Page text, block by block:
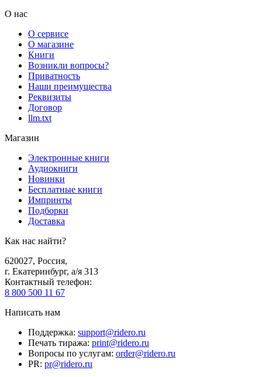
О нас
О сервисе
О магазине
Книги
Возникли вопросы?
Приватность
Наши преимущества
Реквизиты
Договор
llm.txt
Магазин
Электронные книги
Аудиокниги
Новинки
Бесплатные книги
Импринты
Подборки
Доставка
Как нас найти?
620027, Россия,
г. Екатеринбург, а/я 313
Контактный телефон:
8 800 500 11 67
Написать нам
Поддержка: support@ridero.ru
Печать тиража: print@ridero.ru
Вопросы по услугам: order@ridero.ru
PR: pr@ridero.ru